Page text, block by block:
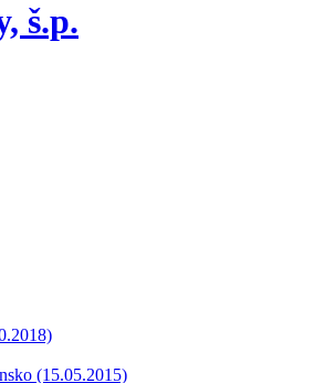
š.p.
(15.05.2015)